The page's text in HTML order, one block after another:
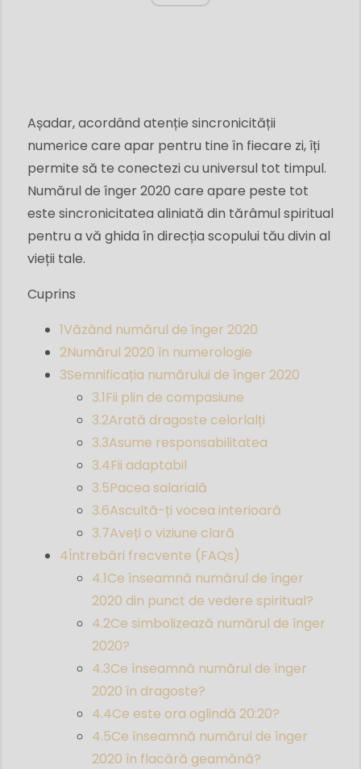
Așadar, acordând atenție sincronicității
numerice care apar pentru tine în fiecare zi, îți
permite să te conectezi cu universul tot timpul.
Numărul de înger 2020 care apare peste tot
este sincronicitatea aliniată din tărâmul spiritual
pentru a vă ghida în direcția scopului tău divin al
vieții tale.
Cuprins
1Văzând numărul de înger 2020
2Numărul 2020 în numerologie
3Semnificația numărului de înger 2020
3.1Fii plin de compasiune
3.2Arată dragoste celorlalți
3.3Asume responsabilitatea
3.4Fii adaptabil
3.5Pacea salarială
3.6Ascultă-ți vocea interioară
3.7Aveți o viziune clară
4Întrebări frecvente (FAQs)
4.1Ce înseamnă numărul de înger
2020 din punct de vedere spiritual?
4.2Ce simbolizează numărul de înger
2020?
4.3Ce înseamnă numărul de înger
2020 în dragoste?
4.4Ce este ora oglindă 20:20?
4.5Ce înseamnă numărul de înger
2020 în flacără geamănă?